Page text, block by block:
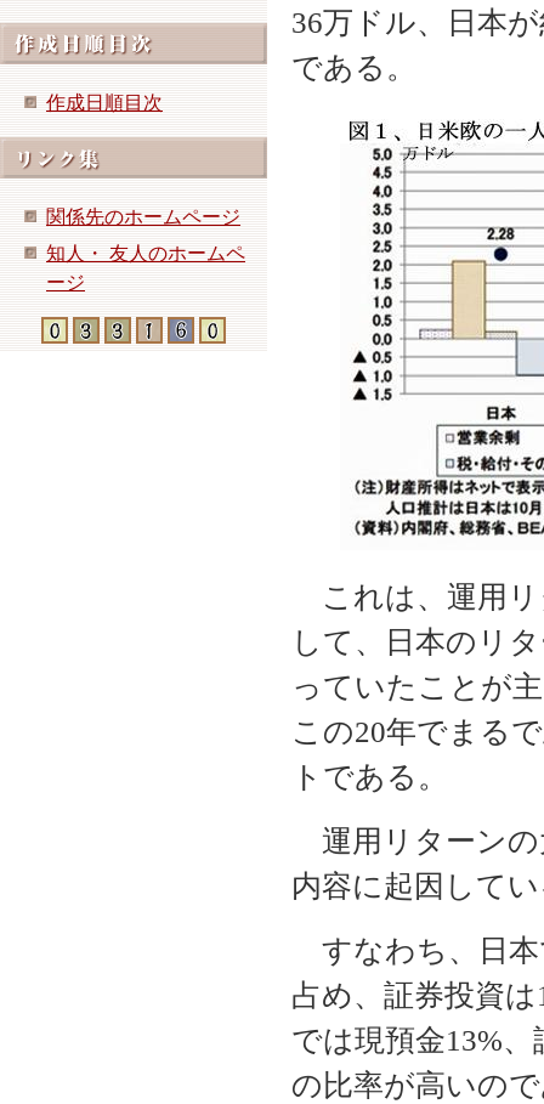
作成日順目次
関係先のホームページ
知人・ 友人のホームペ
ージ
36万ドル、日本
である。
これは、運用リ
して、日本のリ
っていたことが
この20年でまる
トである。
運用リターンの
内容に起因して
すなわち、日本
占め、証券投資
では現預金13%
の比率が高いの